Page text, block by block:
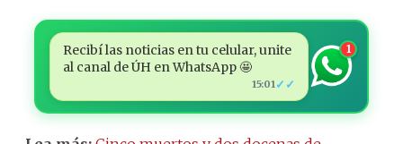
Recibí las noticias en tu celular, unite
al canal de ÚH en WhatsApp 🤩
15:01 ✓✓
1